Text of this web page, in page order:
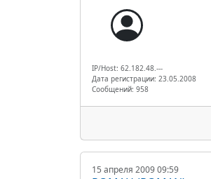
IP/Host: 62.182.48.---
Дата регистрации: 23.05.2008
Сообщений: 958
15 апреля 2009 09:59